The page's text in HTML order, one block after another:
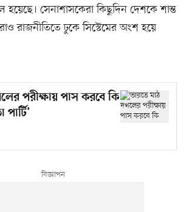
হয়েছে। সেনাশাসকেরা কিছুদিন দেশকে শান্ত
রাজনীতিতে ঢুকে সিস্টেমের অংশ হয়ে
পরীক্ষায় পাস করবে কি